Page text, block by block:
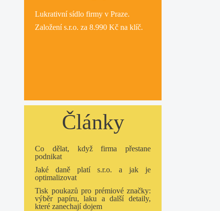
Lukrativnísídlo firmy v Praze.
Založení s.r.o. za 8.990 Kč na klíč.
Články
Co dělat, když firma přestane
podnikat
Jaké daně platí s.r.o. a jak je
optimalizovat
Tisk poukazů pro prémiové značky:
výběr papíru, laku a další detaily,
které zanechají dojem